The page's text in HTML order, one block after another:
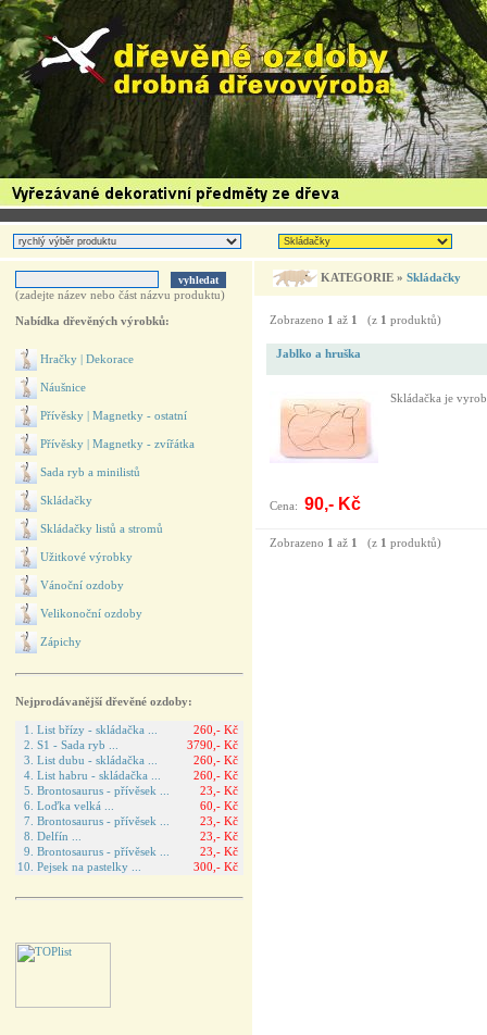
(zadejte název nebo část názvu produktu)
Nabídka dřevěných výrobků:
Hračky | Dekorace
Náušnice
Přívěsky | Magnetky - ostatní
Přívěsky | Magnetky - zvířátka
Sada ryb a minilistů
Skládačky
Skládačky listů a stromů
Užitkové výrobky
Vánoční ozdoby
Velikonoční ozdoby
Zápichy
Nejprodávanější dřevěné ozdoby:
1. List břízy - skládačka ...
260,- Kč
2. S1 - Sada ryb ...
3790,- Kč
3. List dubu - skládačka ...
260,- Kč
4. List habru - skládačka ...
260,- Kč
5. Brontosaurus - přívěsek ...
23,- Kč
6. Loďka velká ...
60,- Kč
7. Brontosaurus - přívěsek ...
23,- Kč
8. Delfín ...
23,- Kč
9. Brontosaurus - přívěsek ...
23,- Kč
10. Pejsek na pastelky ...
300,- Kč
KATEGORIE » Skládačky
Zobrazeno 1 až 1 (z 1 produktů)
Jablko a hruška
Skládačka je
Cena: 90,- Kč
Zobrazeno 1 až 1 (z 1 produktů)